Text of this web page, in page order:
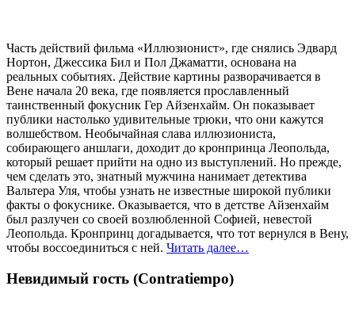
Часть действий фильма «Иллюзионист», где снялись Эдвард
Нортон, Джессика Бил и Пол Джаматти, основана на
реальных событиях. Действие картины разворачивается в
Вене начала 20 века, где появляется прославленный
таинственный фокусник Гер Айзенхайм. Он показывает
публики настолько удивительные трюки, что они кажутся
волшебством. Необычайная слава иллюзиониста,
собирающего аншлаги, доходит до кронпринца Леопольда,
который решает прийти на одно из выступлений. Но прежде,
чем сделать это, знатный мужчина нанимает детектива
Вальтера Уля, чтобы узнать не известные широкой публики
факты о фокуснике. Оказывается, что в детстве Айзенхайм
был разлучен со своей возлюбленной Софией, невестой
Леопольда. Кронпринц догадывается, что тот вернулся в Вену,
чтобы воссоединиться с ней. Читать далее…
Невидимый гость (Contratiempo)